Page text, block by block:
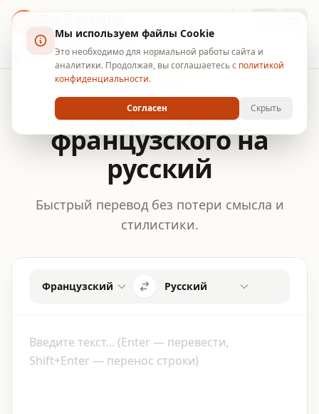
УМНЫЙ ПЕРЕВОДЧИК
Главная Перевод с французского на русский
Перевод с
французского на
русский
Быстрый перевод без потери смысла и
стилистики.
Французский Русский
Мы используем файлы Cookie
Это необходимо для нормальной работы сайта и
аналитики. Продолжая, вы соглашаетесь с политикой
конфиденциальности.
Согласен Скрыть